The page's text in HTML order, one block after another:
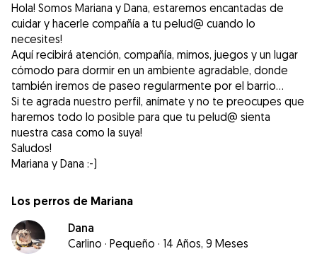
Hola! Somos Mariana y Dana, estaremos encantadas de
cuidar y hacerle compañía a tu pelud@ cuando lo
necesites!
Aquí recibirá atención, compañía, mimos, juegos y un lugar
cómodo para dormir en un ambiente agradable, donde
también iremos de paseo regularmente por el barrio...
Si te agrada nuestro perfil, anímate y no te preocupes que
haremos todo lo posible para que tu pelud@ sienta
nuestra casa como la suya!
Saludos!
Mariana y Dana :-)
Los perros de Mariana
Dana
Carlino · Pequeño · 14 Años, 9 Meses